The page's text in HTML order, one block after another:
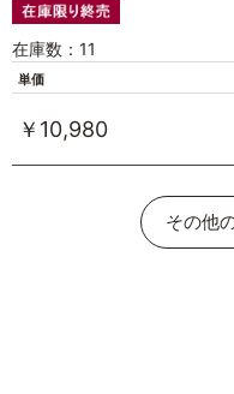
在庫数：11
単価
￥10,980
その他